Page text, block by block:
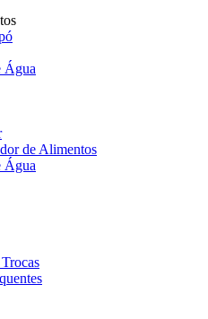
Água
de Alimentos
Água